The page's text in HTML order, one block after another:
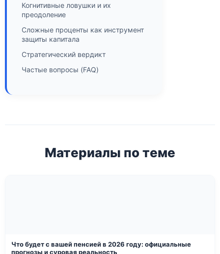
Когнитивные ловушки и их
преодоление
Сложные проценты как инструмент
защиты капитала
Стратегический вердикт
Частые вопросы (FAQ)
Материалы по теме
Что будет с вашей пенсией в 2026 году: официальные
прогнозы и суровая реальность